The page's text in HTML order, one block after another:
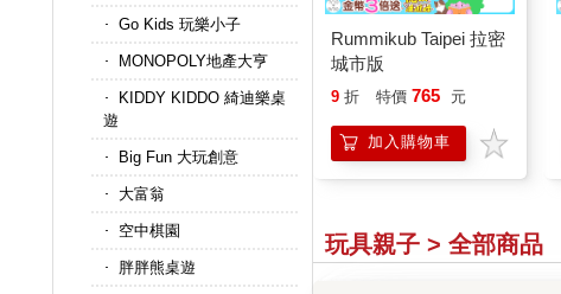
Go Kids 玩樂小子
MONOPOLY地產大亨
KIDDY KIDDO 綺迪樂桌
遊
Big Fun 大玩創意
大富翁
空中棋園
胖胖熊桌遊
Rummikub Taipei 拉密
城市版
9 折 特價 765 元
加入購物車
玩具親子 > 全部商品